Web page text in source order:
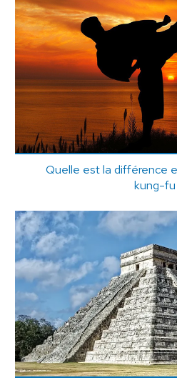
Quelle est la différence
kung-fu